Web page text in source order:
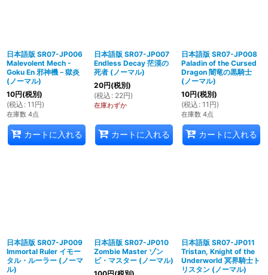
日本語版 SR07-JP006
Malevolent Mech -
Goku En 邪神機－獄炎
(ノーマル)
10円(税別)
(税込 : 11 円)
在庫数 4点
カートに入れる
日本語版 SR07-JP007
Endless Decay 茫漠の
死者 (ノーマル)
20円(税別)
(税込 : 22円)
在庫わずか
カートに入れる
日本語版 SR07-JP008
Paladin of the Cursed
Dragon 闇竜の黒騎士
(ノーマル)
10円(税別)
(税込 : 11 円)
在庫数 4点
カートに入れる
日本語版 SR07-JP009
Immortal Ruler イモー
タル・ルーラー (ノーマ
ル)
日本語版 SR07-JP010
Zombie Master ゾン
ビ・マスター (ノーマル)
日本語版 SR07-JP011
Tristan, Knight of the
Underworld 冥界騎士ト
リスタン (ノーマル)